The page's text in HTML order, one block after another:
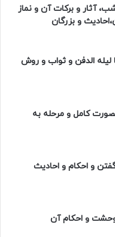
آثار و برکات آن و نماز
و بزرگان
لیله الدفن و ثواب و روش
کامل و مرحله به
و احکام و احادیث
وحشت و احکام آن